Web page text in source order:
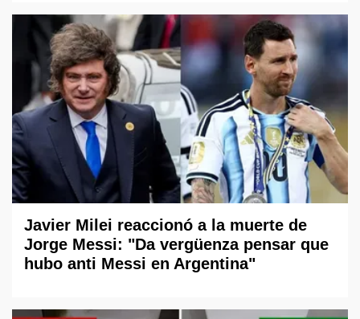
Javier Milei reaccionó a la muerte de
Jorge Messi: "Da vergüenza pensar que
hubo anti Messi en Argentina"